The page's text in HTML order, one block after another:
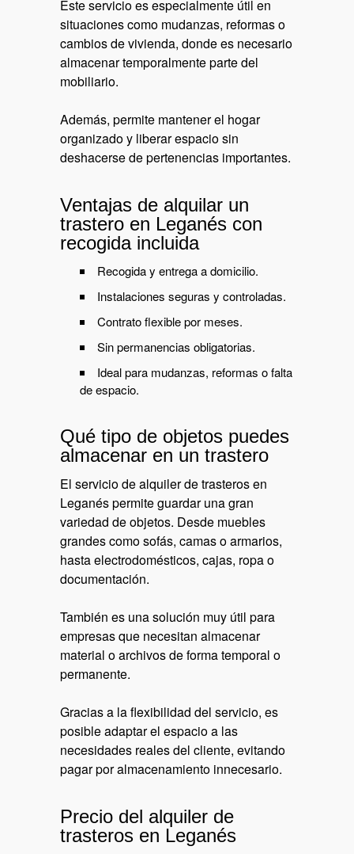
Este servicio es especialmente útil en
situaciones como mudanzas, reformas o
cambios de vivienda, donde es necesario
almacenar temporalmente parte del
mobiliario.
Además, permite mantener el hogar
organizado y liberar espacio sin
deshacerse de pertenencias importantes.
Ventajas de alquilar un
trastero en Leganés con
recogida incluida
Recogida y entrega a domicilio.
Instalaciones seguras y controladas.
Contrato flexible por meses.
Sin permanencias obligatorias.
Ideal para mudanzas, reformas o falta
de espacio.
Qué tipo de objetos puedes
almacenar en un trastero
El servicio de alquiler de trasteros en
Leganés permite guardar una gran
variedad de objetos. Desde muebles
grandes como sofás, camas o armarios,
hasta electrodomésticos, cajas, ropa o
documentación.
También es una solución muy útil para
empresas que necesitan almacenar
material o archivos de forma temporal o
permanente.
Gracias a la flexibilidad del servicio, es
posible adaptar el espacio a las
necesidades reales del cliente, evitando
pagar por almacenamiento innecesario.
Precio del alquiler de
trasteros en Leganés